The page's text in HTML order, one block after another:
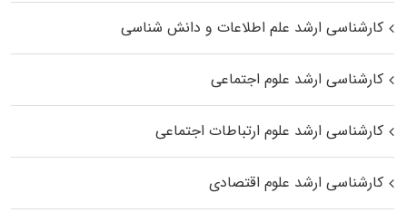
کارشناسی ارشد علم اطلاعات و دانش شناسی
کارشناسی ارشد علوم اجتماعی
کارشناسی ارشد علوم ارتباطات اجتماعی
کارشناسی ارشد علوم اقتصادی